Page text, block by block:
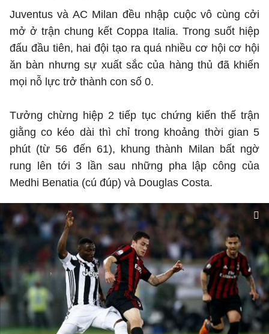
Juventus và AC Milan đều nhập cuộc vô cùng cởi
mở ở trận chung kết Coppa Italia. Trong suốt hiệp
đấu đầu tiên, hai đội tạo ra quá nhiều cơ hội cơ hội
ăn bàn nhưng sự xuất sắc của hàng thủ đã khiến
mọi nỗ lực trở thành con số 0.
Tưởng chừng hiệp 2 tiếp tục chứng kiến thế trận
giằng co kéo dài thì chỉ trong khoảng thời gian 5
phút (từ 56 đến 61), khung thành Milan bất ngờ
rung lên tới 3 lần sau những pha lập công của
Medhi Benatia (cú đúp) và Douglas Costa.